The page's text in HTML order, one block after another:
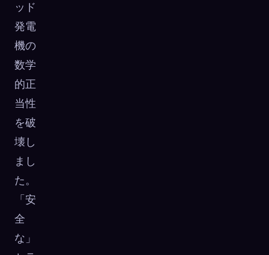
ッド
発電
機の
数学
的正
当性
を破
壊し
まし
た。
「安
全
な」